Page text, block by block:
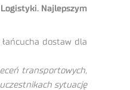
Najlepszym
dostaw dla
transportowych,
sytuację